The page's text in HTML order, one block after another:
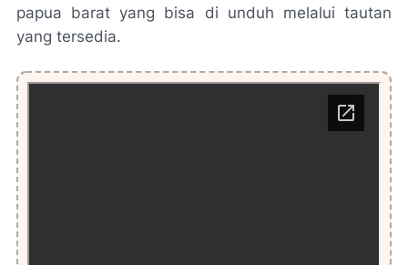
papua barat yang bisa di unduh melalui tautan
yang tersedia.